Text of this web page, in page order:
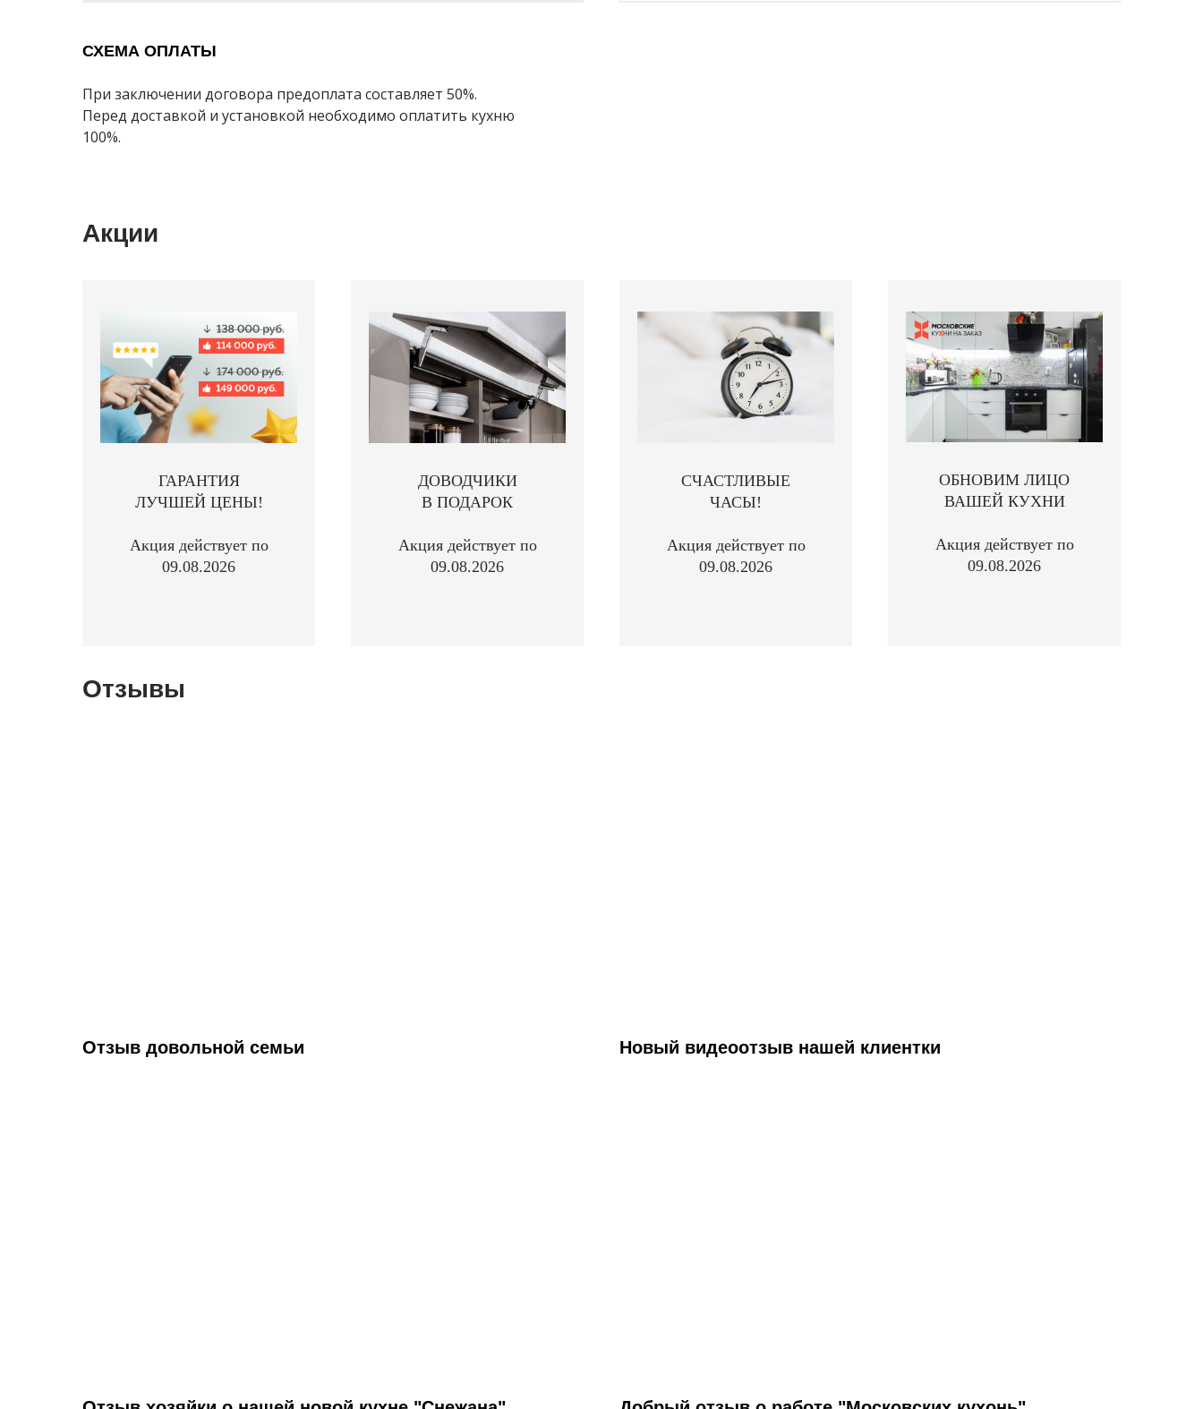
СХЕМА ОПЛАТЫ
При заключении договора предоплата составляет 50%.
Перед доставкой и установкой необходимо оплатить кухню
100%.
Акции
ГАРАНТИЯ
ЛУЧШЕЙ ЦЕНЫ!
Акция действует по
09.08.2026
ДОВОДЧИКИ
В ПОДАРОК
Акция действует по
09.08.2026
СЧАСТЛИВЫЕ
ЧАСЫ!
Акция действует по
09.08.2026
ОБНОВИМ ЛИЦО
ВАШЕЙ КУХНИ
Акция действует по
09.08.2026
Отзывы
Отзыв довольной семьи Новый видеоотзыв нашей клиентки